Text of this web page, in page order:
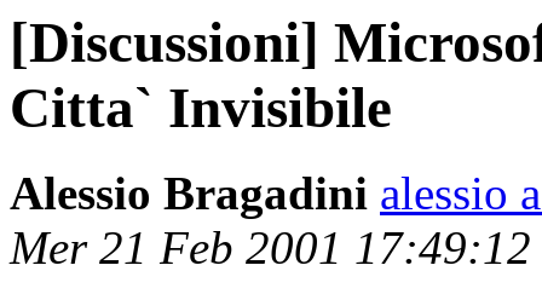
[Discussioni]
Citta` Invisibile
Alessio Bragadini alessio
Mer 21 Feb 2001 17:49:12